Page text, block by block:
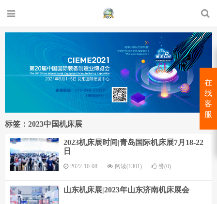
标签：2023中国机床展
2023机床展时间|青岛国际机床展7月18-22
日
2022-10-08 阅读(1301) 赞(0)
山东机床展|2023年山东济南机床展会
在
线
客
服